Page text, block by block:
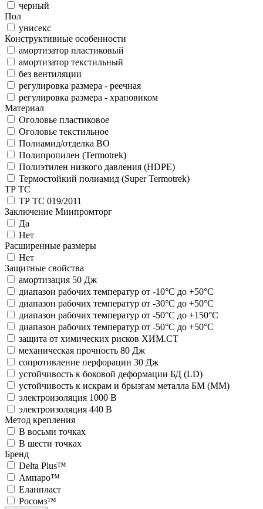
черный
Пол
унисекс
Конструктивные особенности
амортизатор пластиковый
амортизатор текстильный
без вентиляции
регулировка размера - реечная
регулировка размера - храповиком
Материал
Оголовье пластиковое
Оголовье текстильное
Полиамид/отделка ВО
Полипропилен (Termotrek)
Полиэтилен низкого давления (HDPE)
Термостойкий полиамид (Super Termotrek)
ТР ТС
ТР ТС 019/2011
Заключение Минпромторг
Да
Нет
Расширенные размеры
Нет
Защитные свойства
амортизация 50 Дж
диапазон рабочих температур от -10°С до +50°С
диапазон рабочих температур от -30°С до +50°С
диапазон рабочих температур от -50°С до +150°С
диапазон рабочих температур от -50°С до +50°С
защита от химических рисков ХИМ.СТ
механическая прочность 80 Дж
сопротивление перфорации 30 Дж
устойчивость к боковой деформации БД (LD)
устойчивость к искрам и брызгам металла БМ (ММ)
электроизоляция 1000 В
электроизоляция 440 В
Метод крепления
В восьми точках
В шести точках
Бренд
Delta Plus™
Ампаро™
Еланпласт
Росомз™